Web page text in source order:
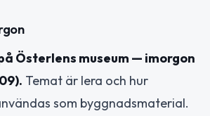
Österlens museum — imorgon
Temat är lera och hur
som byggnadsmaterial.